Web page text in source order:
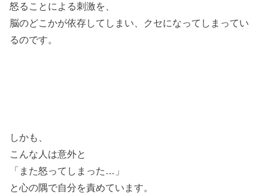
怒ることによる刺激を、
脳のどこかが依存してしまい、クセになってしまってい
るのです。
しかも、
こんな人は意外と
「また怒ってしまった…」
と心の隅で自分を責めています。